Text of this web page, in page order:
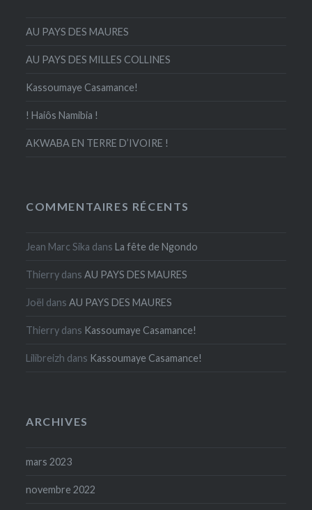
AU PAYS DES MAURES
AU PAYS DES MILLES COLLINES
Kassoumaye Casamance!
! Haiôs Namibia !
AKWABA EN TERRE D’IVOIRE !
COMMENTAIRES RÉCENTS
Jean Marc Sika dansLa fête de Ngondo
Thierry dansAU PAYS DES MAURES
Joël dansAU PAYS DES MAURES
Thierry dans Kassoumaye Casamance!
Lilibreizh dans Kassoumaye Casamance!
ARCHIVES
mars 2023
novembre 2022